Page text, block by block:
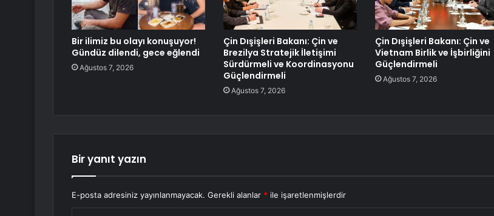
Bir ilimiz bu olayı konuşuyor!
Gündüz dilendi, gece eğlendi
Ağustos 7, 2026
Çin Dışişleri Bakanı: Çin ve
Brezilya Stratejik İletişimi
Sürdürmeli ve Koordinasyonu
Güçlendirmeli
Ağustos 7, 2026
Çin Dışişleri Bakanı: Çin ve
Vietnam Birlik ve İşbirliğini
Güçlendirmeli
Ağustos 7, 2026
Bir yanıt yazın
E-posta adresiniz yayınlanmayacak. Gerekli alanlar * ile işaretlenmişlerdir